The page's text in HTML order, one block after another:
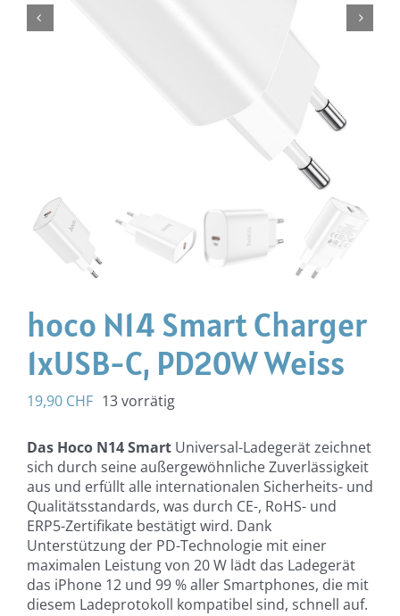
hoco N14 Smart Charger
1xUSB-C, PD20W Weiss
19,90 CHF 13 vorrätig
Das Hoco N14 SmartUniversal-Ladegerät zeichnet
sich durch seine außergewöhnliche Zuverlässigkeit
aus und erfüllt alle internationalen Sicherheits- und
Qualitätsstandards, was durch CE-, RoHS- und
ERP5-Zertifikate bestätigt wird. Dank
Unterstützung der PD-Technologie mit einer
maximalen Leistung von 20 W lädt das Ladegerät
das iPhone 12 und 99 % aller Smartphones, die mit
diesem Ladeprotokoll kompatibel sind, schnell auf.